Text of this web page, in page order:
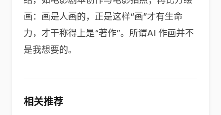
画：画是人画的，正是这样“画”才有生命
力，才干称得上是“著作”。所谓AI 作画并不
是我想要的。
相关推荐